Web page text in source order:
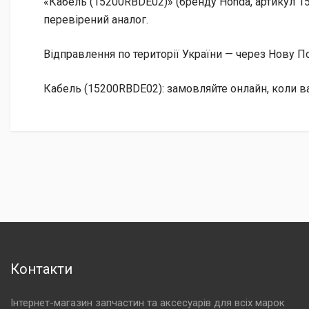
перевірений аналог.
Відправлення по території України — через
Кабель (15200RBDE02): замовляйте онлайн, коли
Контакти
Інтернет-магазин запчастин та аксесуарів для всіх марок